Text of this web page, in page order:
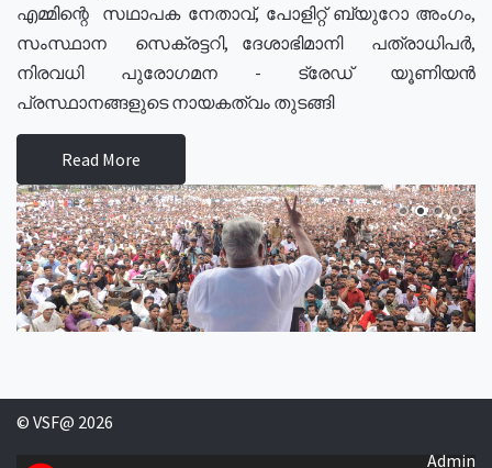
എമ്മിന്റെ സഥാപക നേതാവ്, പോളിറ്റ് ബ്യുറോ അംഗം,
സംസ്ഥാന സെക്രട്ടറി, ദേശാഭിമാനി പത്രാധിപർ,
നിരവധി പുരോഗമന - ട്രേഡ് യൂണിയൻ
പ്രസ്ഥാനങ്ങളുടെ നായകത്വം തുടങ്ങി
Read More
© VSF@ 2026
Admin